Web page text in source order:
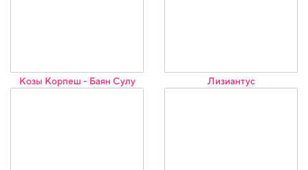
Козы Корпеш - Баян Сулу Лизиантус